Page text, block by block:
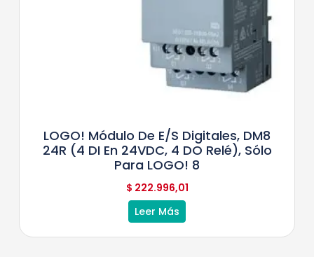
LOGO! Módulo De E/S Digitales, DM8
24R (4 DI En 24VDC, 4 DO Relé), Sólo
Para LOGO! 8
$ 222.996,01
Leer Más